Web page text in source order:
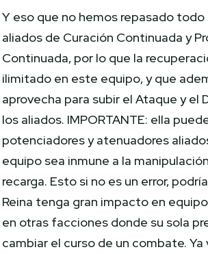
Y eso que no hemos repasado todo
aliados de Curación Continuada y
Continuada, por lo que la
ilimitado en este equipo, y que
aprovecha para subir el Ataque y el
los aliados. IMPORTANTE: ella
potenciadores y atenuadores
equipo sea inmune a la
recarga. Esto si no es un error,
Reina tenga gran impacto en
en otras facciones donde su sola
cambiar el curso de un combate.